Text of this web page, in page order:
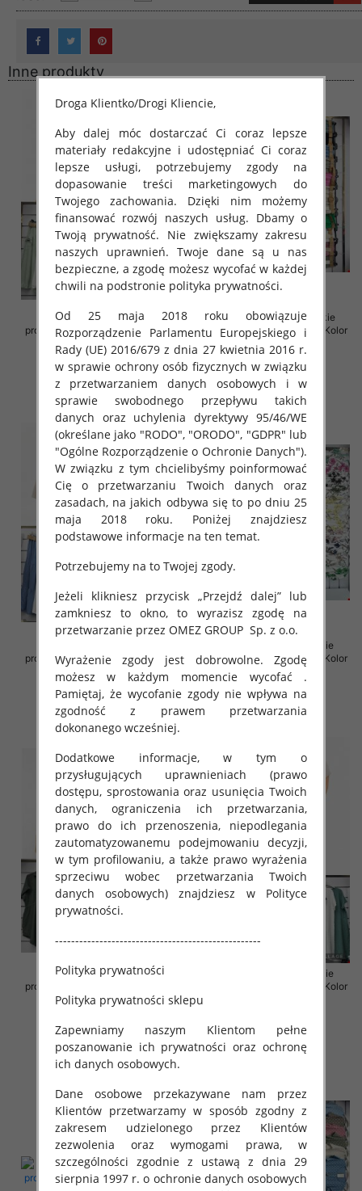
Inne produkty
Spódnice damskie (Włoskie
produkt) Roz Standard, Mix Kolor
Paczka 5 szt
38.00 zł
szczegóły
Spódnice damskie (Włoskie
produkt) Roz Standard, Mix Kolor
Paczka 5 szt
35.00 zł
szczegóły
produkt) Roz Standard, Mix Kolor
Paczka 5 szt
35.00 zł
szczegóły
Sukienki damskie (Włoskie
produkt) Roz Standard, Mix Kolor
Paczka 5 szt
35.00 zł
szczegóły
Sukienki damskie (Włoskie
produkt) Roz Standard, Mix Kolor
Paczka 5 szt
35.00 zł
szczegóły
Sukienki damskie (Włoskie
produkt) Roz Standard, Mix Kolor
35.00 zł
szczegóły
Droga Klientko/Drogi Kliencie,
Aby dalej móc dostarczać Ci coraz lepsze
materiały redakcyjne i udostępniać Ci coraz
lepsze usługi, potrzebujemy zgody na
dopasowanie treści marketingowych do
Twojego zachowania. Dzięki nim możemy
finansować rozwój naszych usług. Dbamy o
Twoją prywatność. Nie zwiększamy zakresu
naszych uprawnień. Twoje dane są u nas
bezpieczne, a zgodę możesz wycofać w każdej
chwili na podstronie polityka prywatności.
Od 25 maja 2018 roku obowiązuje
Rozporządzenie Parlamentu Europejskiego i
Rady (UE) 2016/679 z dnia 27 kwietnia 2016 r.
w sprawie ochrony osób fizycznych w związku
z przetwarzaniem danych osobowych i w
sprawie swobodnego przepływu takich
danych oraz uchylenia dyrektywy 95/46/WE
(określane jako "RODO", "ORODO", "GDPR" lub
"Ogólne Rozporządzenie o Ochronie Danych").
W związku z tym chcielibyśmy poinformować
Cię o przetwarzaniu Twoich danych oraz
zasadach, na jakich odbywa się to po dniu 25
maja 2018 roku. Poniżej znajdziesz
podstawowe informacje na ten temat.
Potrzebujemy na to Twojej zgody.
Jeżeli klikniesz przycisk „Przejdź dalej” lub
zamkniesz to okno, to wyrazisz zgodę na
przetwarzanie przez OMEZ GROUP Sp. z o.o.
Wyrażenie zgody jest dobrowolne. Zgodę
możesz w każdym momencie wycofać .
Pamiętaj, że wycofanie zgody nie wpływa na
zgodność z prawem przetwarzania
dokonanego wcześniej.
Dodatkowe informacje, w tym o
przysługujących uprawnieniach (prawo
dostępu, sprostowania oraz usunięcia Twoich
danych, ograniczenia ich przetwarzania,
prawo do ich przenoszenia, niepodlegania
zautomatyzowanemu podejmowaniu decyzji,
w tym profilowaniu, a także prawo wyrażenia
sprzeciwu wobec przetwarzania Twoich
danych osobowych) znajdziesz w Polityce
prywatności.
---------------------------------------------------
Polityka prywatności
Polityka prywatności sklepu
Zapewniamy naszym Klientom pełne
poszanowanie ich prywatności oraz ochronę
ich danych osobowych.
Dane osobowe przekazywane nam przez
Klientów przetwarzamy w sposób zgodny z
zakresem udzielonego przez Klientów
zezwolenia oraz wymogami prawa, w
szczególności zgodnie z ustawą z dnia 29
sierpnia 1997 r. o ochronie danych osobowych